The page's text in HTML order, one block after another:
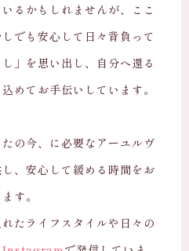
るかもしれませんが、ここ
でも安心して日々背負って
」を思い出し、自分へ還る
めてお手伝いしています。
の今、に必要なアーユルヴ
、安心して緩める時間をお
す。
たライフスタイルや日々の